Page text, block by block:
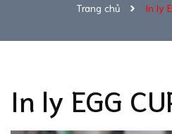
Trang chủ In ly
In ly EGG